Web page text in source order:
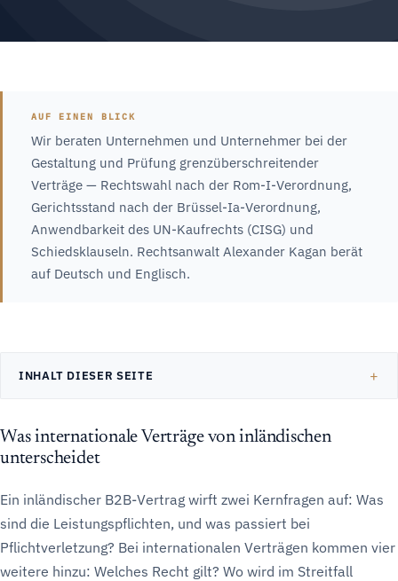
AUF EINEN BLICK
Wir beraten Unternehmen und Unternehmer bei der
Gestaltung und Prüfung grenzüberschreitender
Verträge — Rechtswahl nach der Rom-I-Verordnung,
Gerichtsstand nach der Brüssel-Ia-Verordnung,
Anwendbarkeit des UN-Kaufrechts (CISG) und
Schiedsklauseln. Rechtsanwalt Alexander Kagan berät
auf Deutsch und Englisch.
INHALT DIESER SEITE
Was internationale Verträge von inländischen
unterscheidet
Ein inländischer B2B-Vertrag wirft zwei Kernfragen auf: Was
sind die Leistungspflichten, und was passiert bei
Pflichtverletzung? Bei internationalen Verträgen kommen vier
weitere hinzu: Welches Recht gilt? Wo wird im Streitfall